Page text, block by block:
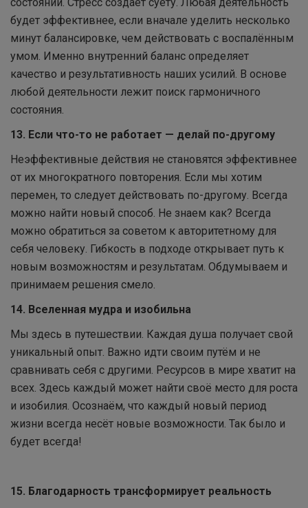
будет эффективнее, если вначале уделить несколько
минут балансировке, чем действовать с воспалённым
умом. Именно внутренний баланс определяет
качество и результативность наших усилий. В основе
любой деятельности лежит поиск гармоничного
состояния.
13. Если что-то не работает — делай по-другому
Неэффективные действия не становятся эффективнее
от их многократного повторения. Если мы хотим
перемен, то следует действовать по-другому. Всегда
можно найти новый способ. Не знаем как? Всегда
можно обратиться за советом к авторитетному для
себя человеку. Гибкость в подходе открывает путь к
новым возможностям и результатам. Обдумываем и
принимаем решения смело.
14. Вселенная мудра и изобильна
Мы здесь в путешествии. Каждая душа получает свой
уникальный опыт. Важно идти своим путём и не
сравнивать себя с другими. Ресурсов в мире хватит на
всех. Здесь каждый может найти своё место для роста
и изобилия. Осознаём, что каждый новый период
жизни всегда несёт новые возможности. Так было и
будет всегда!
15. Благодарность трансформирует реальность